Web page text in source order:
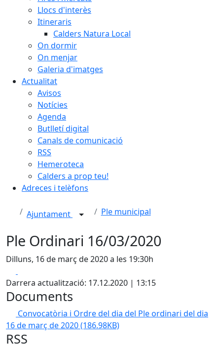
Llocs d'interès
Itineraris
Calders Natura Local
On dormir
On menjar
Galeria d'imatges
Actualitat
Avisos
Notícies
Agenda
Butlletí digital
Canals de comunicació
RSS
Hemeroteca
Calders a prop teu!
Adreces i telèfons
Ajuntament Ple municipal
Ple Ordinari 16/03/2020
Dilluns, 16 de març de 2020 a les 19:30h
Darrera actualització: 17.12.2020 | 13:15
Documents
Convocatòria i Ordre del dia del Ple ordinari del dia
16 de març de 2020(186.98KB)
RSS